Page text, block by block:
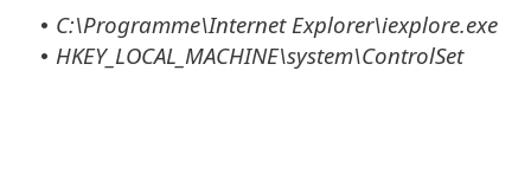
• C:\Programme\Internet Explorer\iexplore.exe
• HKEY_LOCAL_MACHINE\system\ControlSet